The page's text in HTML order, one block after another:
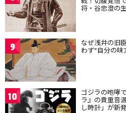
将・谷忠澄の
9 なぜ浅井の旧
わず“自分の
10 ゴジラの咆哮
ラ』の貴重音
し時計」が新